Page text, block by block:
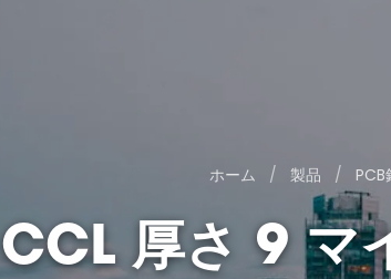
ホーム / 製品 / PCB
CCL 厚さ 9 マ